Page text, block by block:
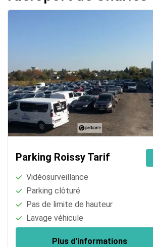
disposition.
Parking Roissy Tarif
Vidéosurveillance
Parking clôturé
Pas de limite de hauteur
Lavage véhicule
Plus d'informations